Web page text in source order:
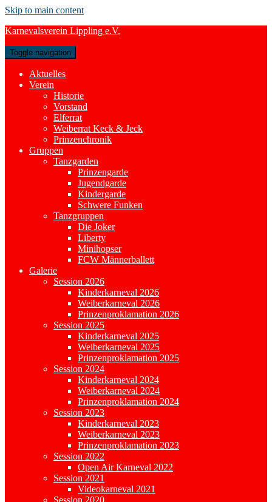
Skip to main content
Karnevalsverein Lippling e.V.
Toggle navigation
Aktuelles
Verein
Historie
Vorstand
Elferrat
Weiberrat Keck & Jeck
Prinzenchronik
Gruppen
Tanzgarden
Prinzengarde
Jugendgarde
Kindergarde
Schwere Funken
Tanzgruppen
Die Joker
Liberty
Minihopser
FCW Männerballett
Galerie
Session 2026
Kinderkarneval 2026
Weiberkarneval 2026
Prinzenproklamation 2026
Session 2025
Kinderkarneval 2025
Weiberkarneval 2025
Prinzenproklamation 2025
Session 2024
Kinderkarneval 2024
Weiberkarneval 2024
Prinzenproklamation 2024
Session 2023
Kinderkarneval 2023
Weiberkarneval 2023
Prinzenproklamation 2023
Session 2022
Open Air Karneval 2022
Session 2021
Videokarneval 2021
Session 2020